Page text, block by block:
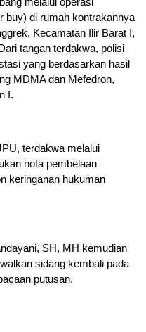
buy) di rumah kontrakannya
Kecamatan Ilir Barat I,
tangan terdakwa, polisi
yang berdasarkan hasil
MDMA dan Mefedron,
I.
terdakwa melalui
nota pembelaan
keringanan hukuman
SH, MH kemudian
sidang kembali pada
putusan.